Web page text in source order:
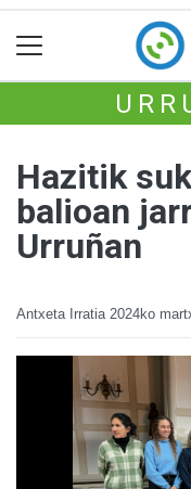
Hazitik
balioan
Urruñan
Antxeta Irratia 2024ko